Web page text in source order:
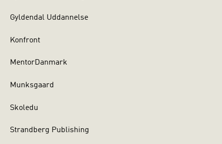
Gyldendal Uddannelse
Konfront
MentorDanmark
Munksgaard
Skoledu
Strandberg Publishing